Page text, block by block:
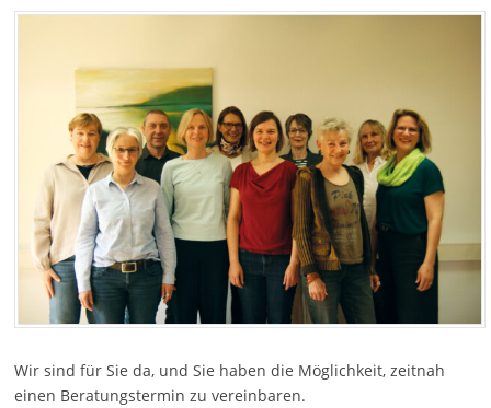
Wir sind für Sie da, und Sie haben die Möglichkeit, zeitnah
einen Beratungstermin zu vereinbaren.